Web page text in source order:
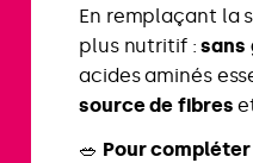
En remplaçant la
plus nutritif :sans
acides aminés
source de fibres
🥗 Pour